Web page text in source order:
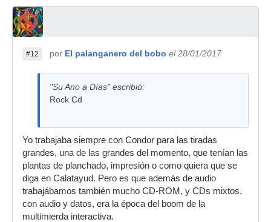
#12 por El palanganero del bobo el 28/01/2017
"Su Ano a Días" escribió:
Rock Cd
Yo trabajaba siempre con Condor para las tiradas
grandes, una de las grandes del momento, que tenían las
plantas de planchado, impresión o como quiera que se
diga en Calatayud. Pero es que además de audio
trabajábamos también mucho CD-ROM, y CDs mixtos,
con audio y datos, era la época del boom de la
multimierda interactiva.